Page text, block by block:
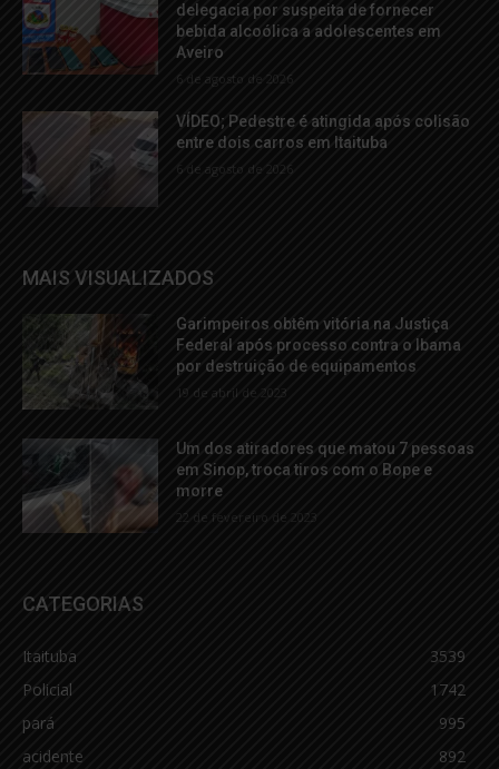
delegacia por suspeita de fornecer
bebida alcoólica a adolescentes em
Aveiro
6 de agosto de 2026
VÍDEO; Pedestre é atingida após colisão
entre dois carros em Itaituba
6 de agosto de 2026
MAIS VISUALIZADOS
Garimpeiros obtêm vitória na Justiça
Federal após processo contra o Ibama
por destruição de equipamentos
19 de abril de 2023
Um dos atiradores que matou 7 pessoas
em Sinop, troca tiros com o Bope e
morre
22 de fevereiro de 2023
CATEGORIAS
Itaituba
3539
Policial
1742
pará
995
acidente
892